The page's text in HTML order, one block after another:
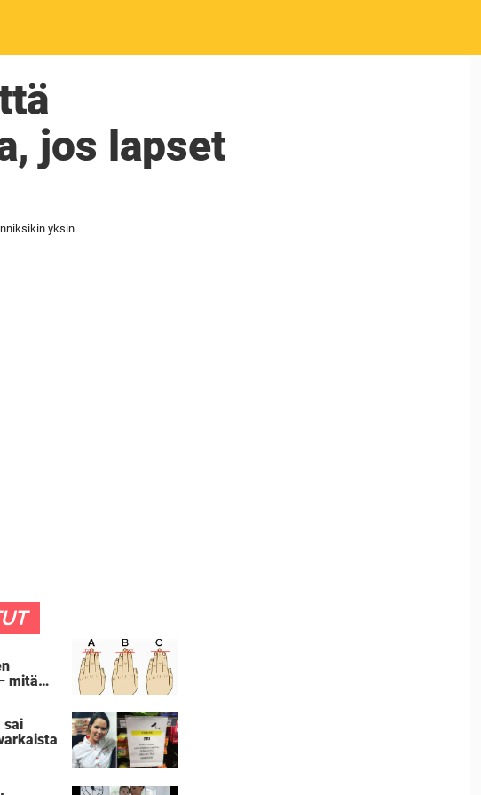
jos lapset
yksin
mitä
sai